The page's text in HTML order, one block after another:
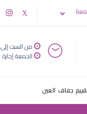
من السبت إلى
الجمعة إجازة
جفاف العين